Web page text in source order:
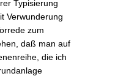
Typisierung
Verwunderung
zum
daß man auf
die ich